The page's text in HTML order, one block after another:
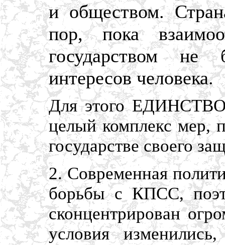
и обществом.
пор, пока
государством
интересов человека.
Для этого ЕДИНСТВО
целый комплекс мер,
государстве своего
2. Современная
борьбы с КПСС,
сконцентрирован
условия